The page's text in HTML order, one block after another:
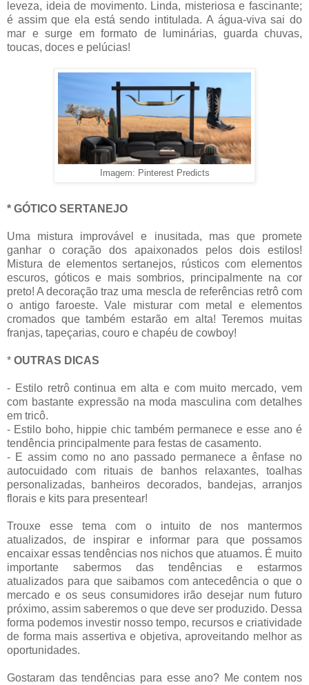
leveza, ideia de movimento. Linda, misteriosa e fascinante;
é assim que ela está sendo intitulada. A água-viva sai do
mar e surge em formato de luminárias, guarda chuvas,
toucas, doces e pelúcias!
Imagem: Pinterest Predicts
* GÓTICO SERTANEJO
Uma mistura improvável e inusitada, mas que promete
ganhar o coração dos apaixonados pelos dois estilos!
Mistura de elementos sertanejos, rústicos com elementos
escuros, góticos e mais sombrios, principalmente na cor
preto! A decoração traz uma mescla de referências retrô com
o antigo faroeste. Vale misturar com metal e elementos
cromados que também estarão em alta! Teremos muitas
franjas, tapeçarias, couro e chapéu de cowboy!
* OUTRAS DICAS
- Estilo retrô continua em alta e com muito mercado, vem
com bastante expressão na moda masculina com detalhes
em tricô.
- Estilo boho, hippie chic também permanece e esse ano é
tendência principalmente para festas de casamento.
- E assim como no ano passado permanece a ênfase no
autocuidado com rituais de banhos relaxantes, toalhas
personalizadas, banheiros decorados, bandejas, arranjos
florais e kits para presentear!
Trouxe esse tema com o intuito de nos mantermos
atualizados, de inspirar e informar para que possamos
encaixar essas tendências nos nichos que atuamos. É muito
importante sabermos das tendências e estarmos
atualizados para que saibamos com antecedência o que o
mercado e os seus consumidores irão desejar num futuro
próximo, assim saberemos o que deve ser produzido. Dessa
forma podemos investir nosso tempo, recursos e criatividade
de forma mais assertiva e objetiva, aproveitando melhor as
oportunidades.
Gostaram das tendências para esse ano? Me contem nos